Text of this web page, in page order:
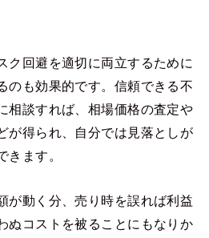
ク回避を適切に両立するために
のも効果的です。信頼できる不
相談すれば、相場価格の査定や
が得られ、自分では見落としが
きます。
が動く分、売り時を誤れば利益
ぬコストを被ることにもなりか